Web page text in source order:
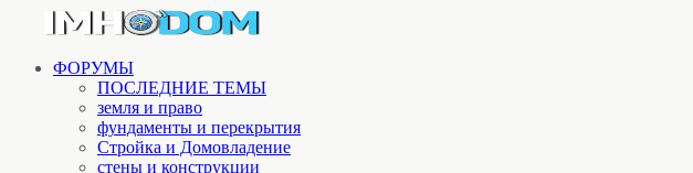
ФОРУМЫ
ПОСЛЕДНИЕ ТЕМЫ
земля и право
фундаменты и перекрытия
Стройка и Домовладение
стены и конструкции